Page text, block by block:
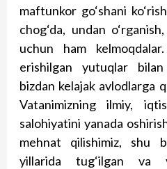
maftunkor go‘shani
chog‘da, undan
uchun ham
erishilgan yutuqlar bilan
bizdan kelajak avlodlarga
Vatanimizning ilmiy,
salohiyatini yanada
mehnat qilishimiz, shu
yillarida tug‘ilgan va